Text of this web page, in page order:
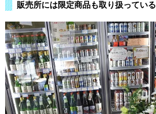
販売所には限定商品も取り扱っている